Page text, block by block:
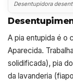
Desentupidora
A pia entupida é o
Aparecida.
solidificada), pia
da lavanderia